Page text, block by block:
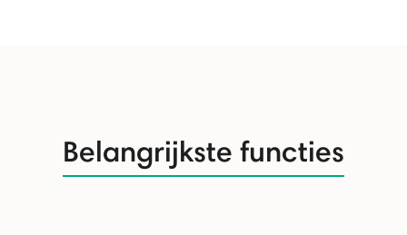
Belangrijkste functies